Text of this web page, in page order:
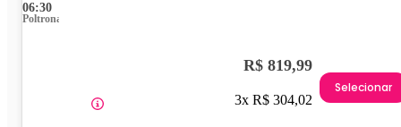
06:30
Poltrona
R$ 819,99
3x R$ 304,02
Selecionar